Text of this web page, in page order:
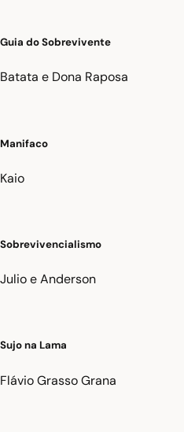
Guia do Sobrevivente
Batata e Dona Raposa
Manifaco
Kaio
Sobrevivencialismo
Julio e Anderson
Sujo na Lama
Flávio Grasso Grana